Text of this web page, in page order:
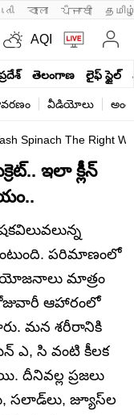
বাংলা ਪੰਜਾਬੀ
AQI
తెలంగాణ లైఫ్ స్టైల్
వీడియోలు
Spinach The Right
ఇలా క్లీన్
పరిమాణంలో
మాత్రం
ఆహారంలో
మన శరీరానికి
ఎ, సి వంటి కీలక
దీనివల్ల ప్రజలు
సలాడ్‌లు, జ్యూస్‌ల